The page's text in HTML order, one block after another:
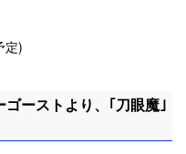
定)
ーストより、｢刀眼魔｣